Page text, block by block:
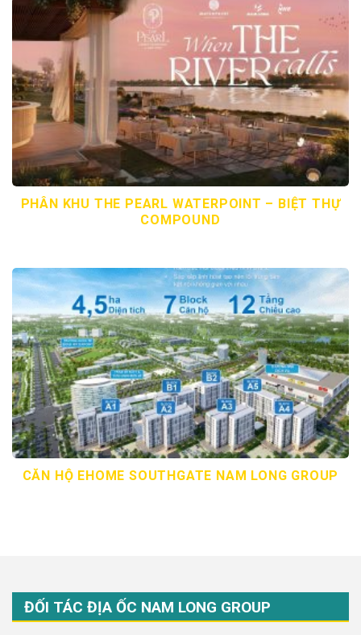
PHÂN KHU THE PEARL WATERPOINT – BIỆT THỰ
COMPOUND
CĂN HỘ EHOME SOUTHGATE NAM LONG GROUP
ĐỐI TÁC ĐỊA ỐC NAM LONG GROUP